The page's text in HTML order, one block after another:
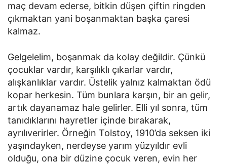
maç devam ederse, bitkin düşen çiftin ringden
çıkmaktan yani boşanmaktan başka çaresi
kalmaz.
Gelgelelim, boşanmak da kolay değildir. Çünkü
çocuklar vardır, karşılıklı çıkarlar vardır,
alışkanlıklar vardır. Üstelik yalnız kalmaktan ödü
kopar herkesin. Tüm bunlara karşın, bir an gelir,
artık dayanamaz hale gelirler. Elli yıl sonra, tüm
tanıdıklarını hayretler içinde bırakarak,
ayrılıverirler. Örneğin Tolstoy, 1910’da seksen iki
yaşındayken, nerdeyse yarım yüzyıldır evli
olduğu, ona bir düzine çocuk veren, evin her